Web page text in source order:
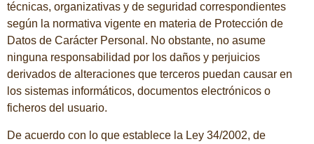
técnicas, organizativas y de seguridad correspondientes
según la normativa vigente en materia de Protección de
Datos de Carácter Personal. No obstante, no asume
ninguna responsabilidad por los daños y perjuicios
derivados de alteraciones que terceros puedan causar en
los sistemas informáticos, documentos electrónicos o
ficheros del usuario.
De acuerdo con lo que establece la Ley 34/2002, de